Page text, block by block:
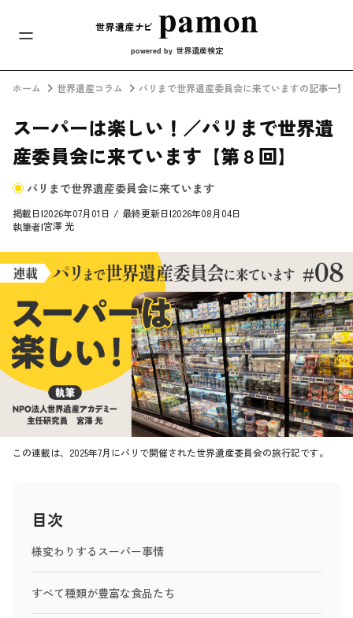
メインナビ
powered by 世界遺産検定
ホーム 世界遺産コラム パリまで世界遺産委員会に来ていますの記事一覧
スーパーは楽しい！／パリまで世界遺
産委員会に来ています【第８回】
パリまで世界遺産委員会に来ています
掲載日|2026年07月01日 / 最終更新日|2026年08月04日
執筆者|宮澤 光
この連載は、2025年7月にパリで開催された世界遺産委員会の旅行記です。
目次
様変わりするスーパー事情
すべて種類が豊富な食品たち